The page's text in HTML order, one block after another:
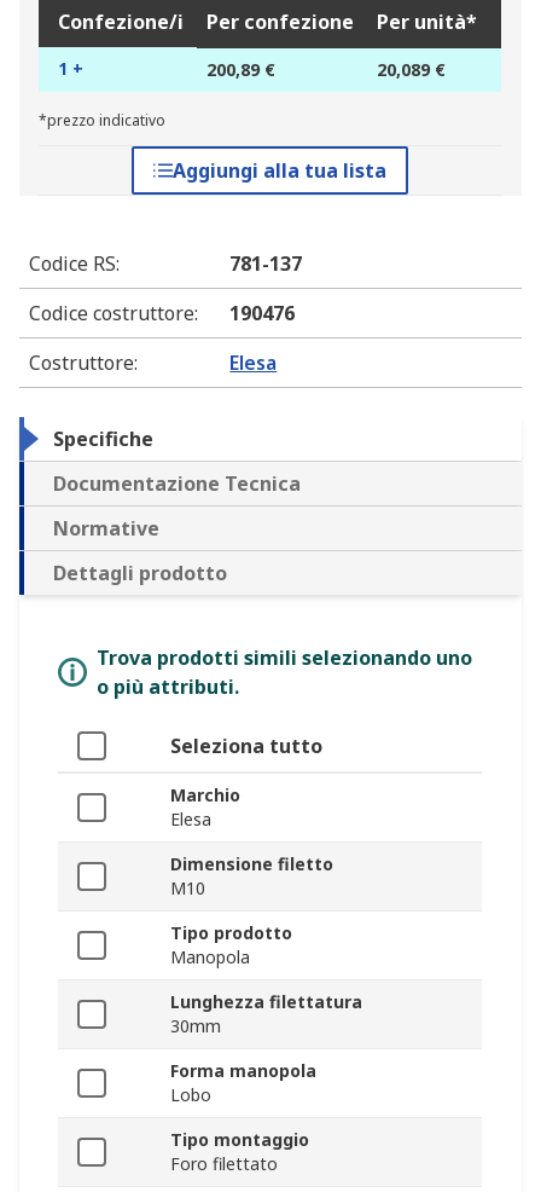
Confezione/i Per confezione Per unità*
1 + 200,89 € 20,089 €
*prezzo indicativo
Aggiungi alla tua lista
Codice RS:
781-137
Codice costruttore:
190476
Costruttore: Elesa
Specifiche
Documentazione Tecnica
Normative
Dettagli prodotto
Trova prodotti simili selezionando uno
o più attributi.
Seleziona tutto
Marchio
Elesa
Dimensione filetto
M10
Tipo prodotto
Manopola
Lunghezza filettatura
30mm
Forma manopola
Lobo
Tipo montaggio
Foro filettato